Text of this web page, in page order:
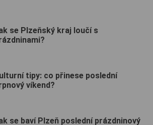
se Plzeňský kraj loučí s
tipy: co přinese poslední
víkend?
se baví Plzeň poslední prázdninový